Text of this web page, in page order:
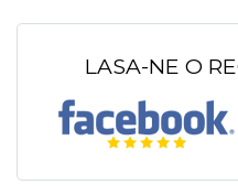
LASA-NE O